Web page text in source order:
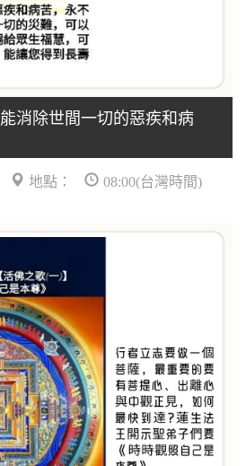
消除世間一切的惡疾和病
地點： 08:00(台灣時間)